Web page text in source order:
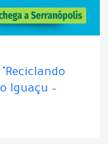
Iguaçu –